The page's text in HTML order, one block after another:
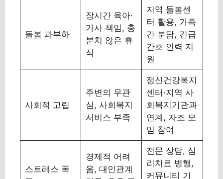
돌봄 과부하
장시간 육아·
가사 책임, 충
분치 않은 휴
식
지역 돌봄센
터 활용, 가족
간 분담, 긴급
간호 인력 지
원
사회적 고립
주변의 무관
심, 사회복지
서비스 부족
정신건강복지
센터·지역 사
회복지기관과
연계, 자조 모
임 참여
스트레스 폭
경제적 어려
움, 대인관계
전문 상담, 심
리치료 병행,
커뮤니티 기